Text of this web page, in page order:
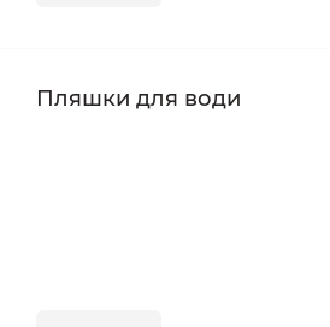
Пляшки для води